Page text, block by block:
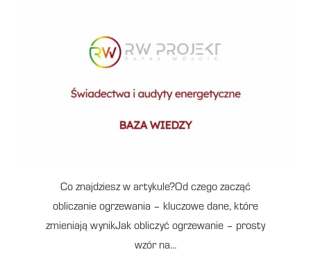
Co znajdziesz w artykule?Od czego zacząć
obliczanie ogrzewania – kluczowe dane, które
zmieniają wynikJak obliczyć ogrzewanie – prosty
wzór na…